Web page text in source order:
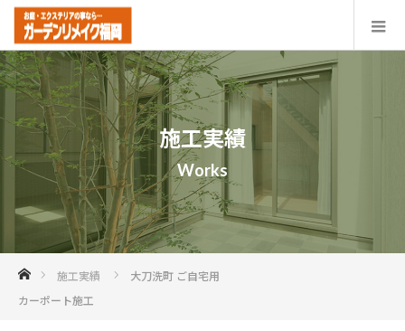
施工実績
Works
ホーム施工実績
大刀洗町 ご自宅用
カーポート施工